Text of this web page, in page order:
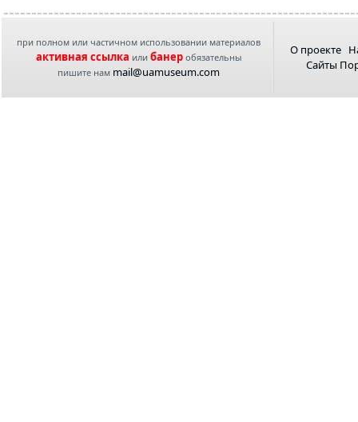
при полном или частичном использовании материалов
активная ссылка или банеробязательны
пишите нам mail@uamuseum.com
О проекте
Сайты